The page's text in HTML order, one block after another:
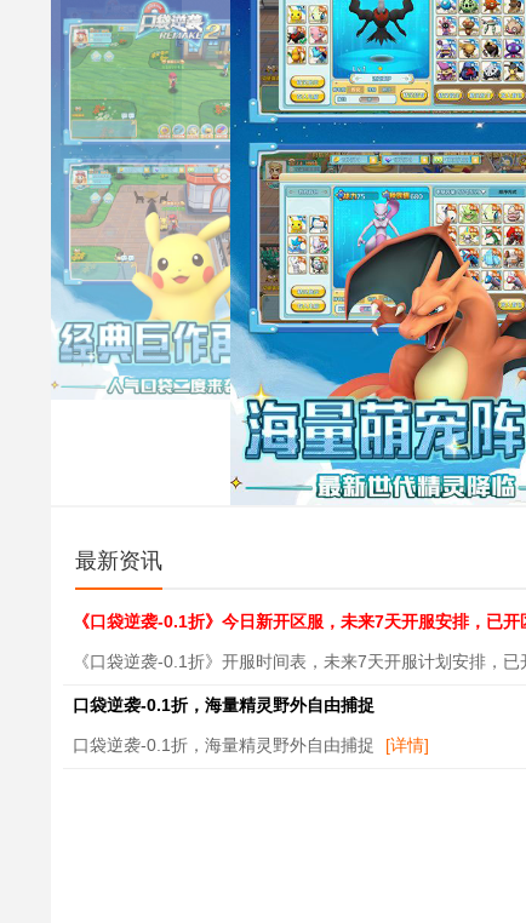
最新资讯
《口袋逆袭-0.1折》今日新开区服，未来7天开服安排，已开
《口袋逆袭-0.1折》开服时间表，未来7天开服计划安排，已
口袋逆袭-0.1折，海量精灵野外自由捕捉
口袋逆袭-0.1折，海量精灵野外自由捕捉 [详情]